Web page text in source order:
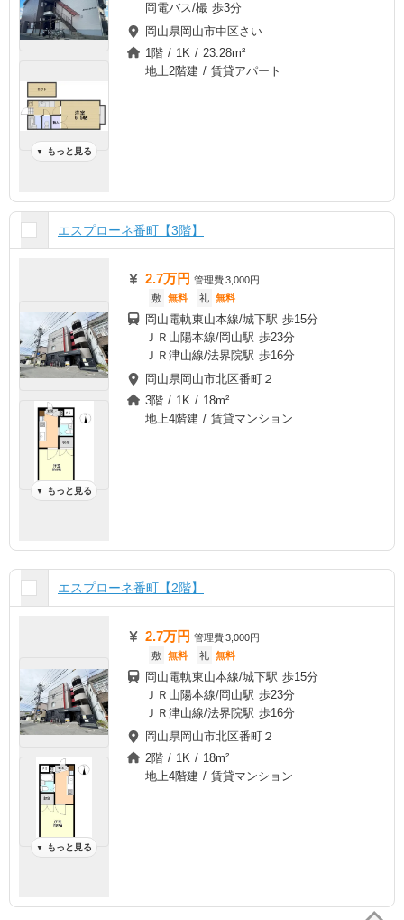
▼ もっと見る
岡電バス/樶 歩3分
岡山県岡山市中区さい
1階 / 1K / 23.28m²
地上2階建 / 賃貸アパート
エスプローネ番町【3階】
▼ もっと見る
2.7万円 管理費3,000円
敷 無料 礼 無料
岡山電軌東山本線/城下駅 歩15分
ＪＲ山陽本線/岡山駅 歩23分
ＪＲ津山線/法界院駅 歩16分
岡山県岡山市北区番町２
3階 / 1K / 18m²
地上4階建 / 賃貸マンション
エスプローネ番町【2階】
▼ もっと見る
2.7万円 管理費3,000円
敷 無料 礼 無料
岡山電軌東山本線/城下駅 歩15分
ＪＲ山陽本線/岡山駅 歩23分
ＪＲ津山線/法界院駅 歩16分
岡山県岡山市北区番町２
2階 / 1K / 18m²
地上4階建 / 賃貸マンション